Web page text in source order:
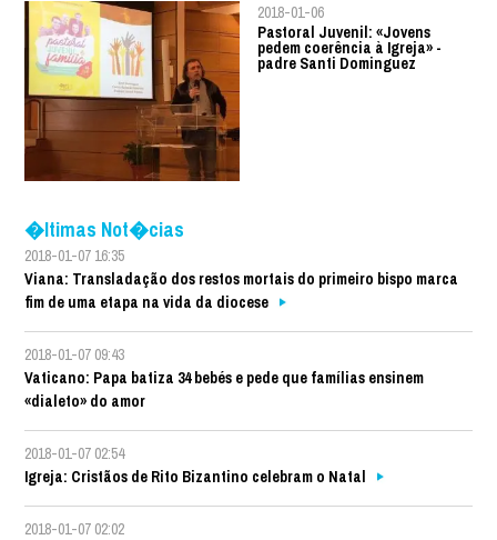
2018-01-06
Pastoral Juvenil: «Jovens
pedem coerência à Igreja» -
padre Santi Dominguez
�ltimas Not�cias
2018-01-07 16:35
Viana: Transladação dos restos mortais do primeiro bispo marca
fim de uma etapa na vida da diocese
2018-01-07 09:43
Vaticano: Papa batiza 34 bebés e pede que famílias ensinem
«dialeto» do amor
2018-01-07 02:54
Igreja: Cristãos de Rito Bizantino celebram o Natal
2018-01-07 02:02